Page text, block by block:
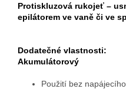
Protiskluzová rukojeť –
epilátorem ve vaně či ve
Dodatečné vlastnosti:
Akumulátorový
Použití bez